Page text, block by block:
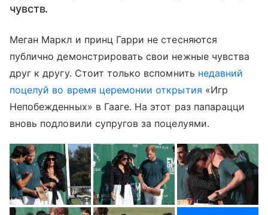
чувств.
Меган Маркл и принц Гарри не стесняются
публично демонстрировать свои нежные чувства
друг к другу. Стоит только вспомнить недавний
поцелуй во время церемонии открытия «Игр
Непобежденных» в Гааге. На этот раз папарацци
вновь подловили супругов за поцелуями.